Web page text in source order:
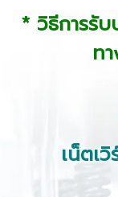
* วิธีการรั
ท
เน็ตเ